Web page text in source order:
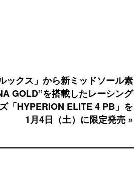
ックス」から新ミッドソール素
GOLD”を搭載したレーシング
「HYPERION ELITE 4 PB」を
1月4日（土）に限定発売 »